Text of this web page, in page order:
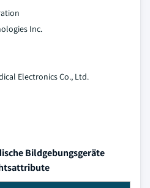
Inc.
Electronics Co., Ltd.
Bildgebungsgeräte